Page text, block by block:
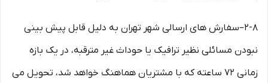
۲-۸–سفارش های ارسالی شهر تهران به دلیل قابل پیش بینی
نبودن مسائلی نظیر ترافیک یا حوداث غیر مترقبه، در یک بازه
زمانی 72 ساعته که با مشتریان هماهنگ خواهد شد، تحویل می